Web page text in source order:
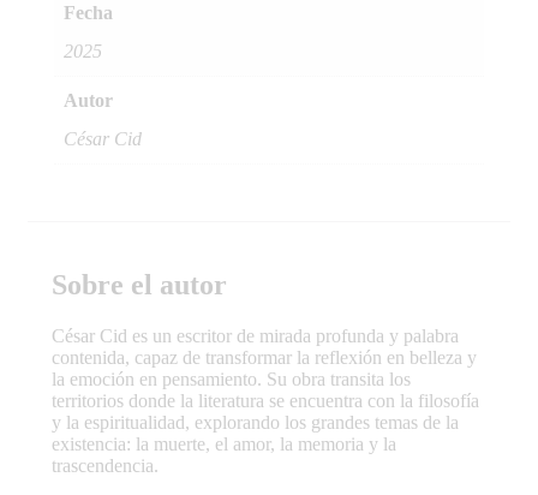
Fecha
2025
Autor
César Cid
Sobre el autor
César Cid es un escritor de mirada profunda y palabra
contenida, capaz de transformar la reflexión en belleza y
la emoción en pensamiento. Su obra transita los
territorios donde la literatura se encuentra con la filosofía
y la espiritualidad, explorando los grandes temas de la
existencia: la muerte, el amor, la memoria y la
trascendencia.